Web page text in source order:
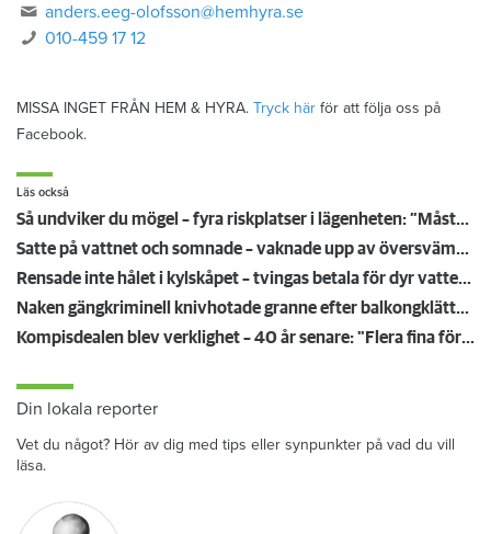
anders.eeg-olofsson@hemhyra.se
010-459 17 12
MISSA INGET FRÅN HEM & HYRA. Tryck här för att följa oss på
Facebook.
Läs också
Så undviker du mögel – fyra riskplatser i lägenheten: ”Måste städa bort”
Satte på vattnet och somnade – vaknade upp av översvämning hos grannen
Rensade inte hålet i kylskåpet – tvingas betala för dyr vattenskada
Naken gängkriminell knivhotade granne efter balkongklättring
Kompisdealen blev verklighet – 40 år senare: "Flera fina fördelar med att dela bostad"
Din lokala reporter
Vet du något? Hör av dig med tips eller synpunkter på vad du vill
läsa.